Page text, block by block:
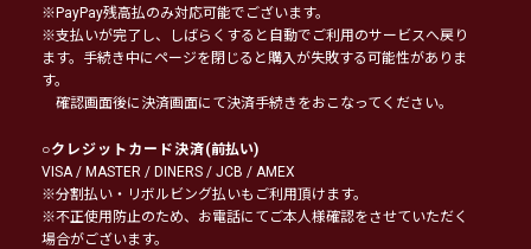
※PayPay残高払のみ対応可能でございます。
※支払いが完了し、しばらくすると自動でご利用のサービスへ戻り
ます。手続き中にページを閉じると購入が失敗する可能性がありま
す。
確認画面後に決済画面にて決済手続きをおこなってください。
○クレジットカード決済(前払い)
VISA / MASTER / DINERS / JCB / AMEX
※分割払い・リボルビング払いもご利用頂けます。
※不正使用防止のため、お電話にてご本人様確認をさせていただく
場合がございます。